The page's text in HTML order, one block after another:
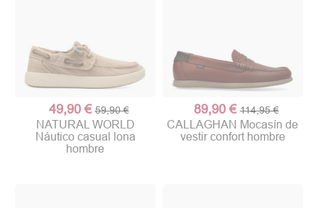
49,90 € 59,90 €
NATURAL WORLD
Náutico casual lona
hombre
89,90 € 114,95 €
CALLAGHAN Mocasín de
vestir confort hombre